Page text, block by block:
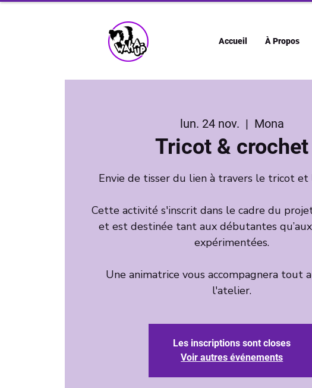
Accueil À Propos
lun. 24 nov.
  |
Mona
Tricot & crochet
Envie de tisser du lien à travers le tricot et
Cette activité s'inscrit dans le cadre du
et est destinée tant aux débutantes
expérimentées.
Une animatrice vous accompagnera tout
l'atelier.
Les inscriptions sont closes
Voir autres événements